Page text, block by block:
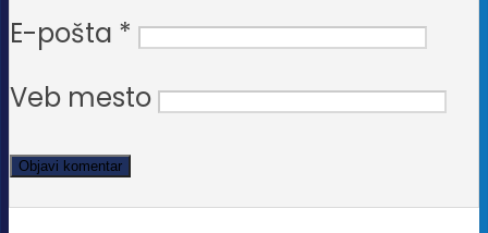
E-pošta *
Veb mesto